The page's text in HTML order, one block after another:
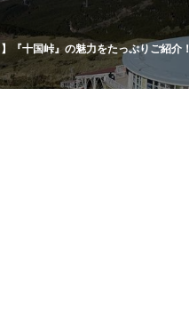
『十国峠』の魅力をたっぷりご紹介！